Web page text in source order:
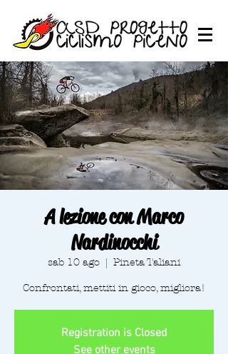
A lezione con Marco
Nardinocchi
sab 10 ago
  |
Pineta Taliani
Confrontati, mettiti in gioco, migliora!
Registration is Closed
See other events